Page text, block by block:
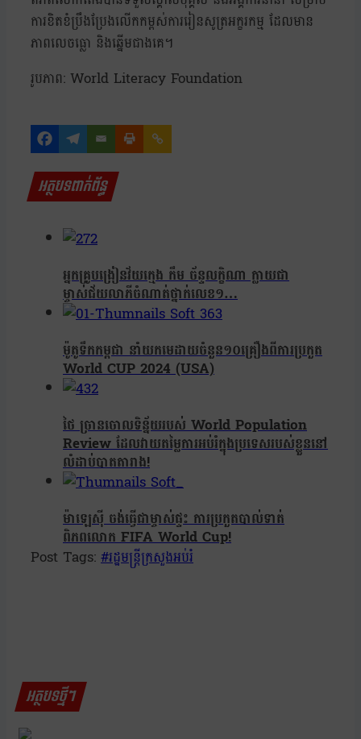
ការខិតខំប្រឹងប្រែងលើកកម្ពស់ការរៀនសូត្រអក្ខរកម្ម ដែលមាន
ភាពលេចធ្លោ និងឆ្នើមជាងគេ។
រូបភាព: World Literacy Foundation
អត្ថបទពាក់ព័ន្ធ
អ្នកគ្រូបង្រៀនវ័យក្មេង កឹម ច័ន្ទលក្ខិណា ក្លាយជា
ម្ចាស់ជ័យលាភីចំណាត់ថ្នាក់លេខ១…
ម៉ូតូទឹកកម្ពជា នាំយកមេដាយចំនួន១០គ្រឿងពីការប្រកួត
World CUP 2024 (USA)
ថៃ ច្រានចោលទិន្ន័យរបស់ World Population
Review ដែលវាយតម្លៃការអប់រំក្នុងប្រទេសរបស់ខ្លួននៅ
លំដាប់បាតតារាង!
ម៉ាឡេស៊ី ចង់ធ្វើជាម្ចាស់ផ្ទះ ការប្រកួតបាល់ទាត់
ពិភពលោក FIFA World Cup!
Post Tags:#រដ្ឋមន្ត្រីក្រសួងអប់រំ
អត្ថបទថ្មីៗ